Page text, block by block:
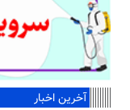
آخرین اخبار